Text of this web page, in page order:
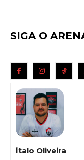
SIGA O
Ítalo Oliveira